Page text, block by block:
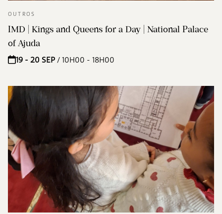
OUTROS
IMD | Kings and Queens for a Day | National Palace
of Ajuda
19 - 20 SEP / 10H00 - 18H00